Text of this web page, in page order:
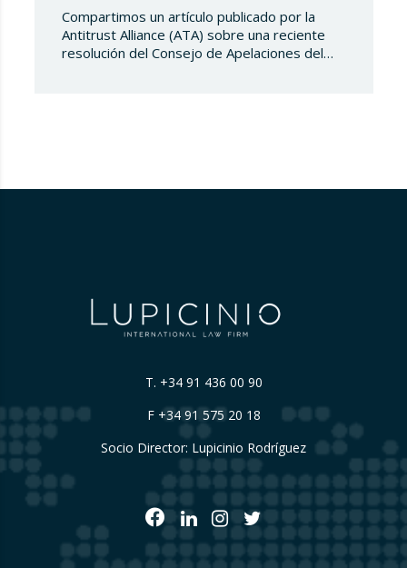
Compartimos un artículo publicado por la
Antitrust Alliance (ATA) sobre una reciente
resolución del Consejo de Apelaciones del
T. +34 91 436 00 90
F +34 91 575 20 18
Socio Director: Lupicinio Rodríguez